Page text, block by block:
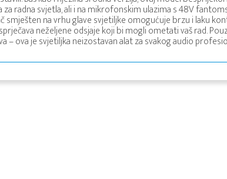
radna svjetla, ali i na mikrofonskim ulazima s 48V
smješten na vrhu glave svjetiljke omogućuje brzu i laku
neželjene odsjaje koji bi mogli ometati vaš rad.
– ova je svjetiljka neizostavan alat za svakog audio